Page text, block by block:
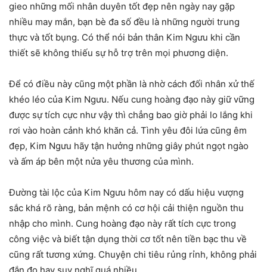
gieo những mối nhân duyên tốt đẹp nên ngày nay gặp
nhiều may mắn, bạn bè đa số đều là những người trung
thực và tốt bụng. Có thể nói bản thân Kim Ngưu khi cần
thiết sẽ không thiếu sự hỗ trợ trên mọi phương diện.
Để có điều này cũng một phần là nhờ cách đối nhân xử thế
khéo léo của Kim Ngưu. Nếu cung hoàng đạo này giữ vững
được sự tích cực như vậy thì chẳng bao giờ phải lo lắng khi
rơi vào hoàn cảnh khó khăn cả. Tình yêu đôi lứa cũng êm
đẹp, Kim Ngưu hãy tận hưởng những giây phút ngọt ngào
và ấm áp bên một nửa yêu thương của mình.
Đường tài lộc của Kim Ngưu hôm nay có dấu hiệu vượng
sắc khá rõ ràng, bản mệnh có cơ hội cải thiện nguồn thu
nhập cho mình. Cung hoàng đạo này rất tích cực trong
công việc và biết tận dụng thời cơ tốt nên tiền bạc thu về
cũng rất tương xứng. Chuyện chi tiêu rủng rỉnh, không phải